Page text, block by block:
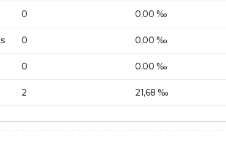
0 0,00 ‰
0 0,00 ‰
0 0,00 ‰
2 21,68 ‰